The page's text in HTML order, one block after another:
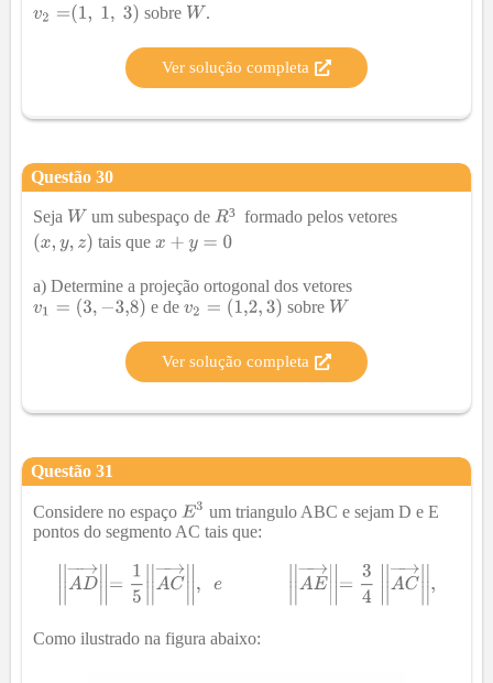
sobre
.
Ver solução completa
Questão 30
Seja um subespaço de ³ formado pelos vetores
tais que
a) Determine a projeção ortogonal dos vetores
e de
sobre
Ver solução completa
Questão 31
Considere no espaço
um triangulo ABC e sejam D e E
pontos do segmento AC tais que:
Como ilustrado na figura abaixo: